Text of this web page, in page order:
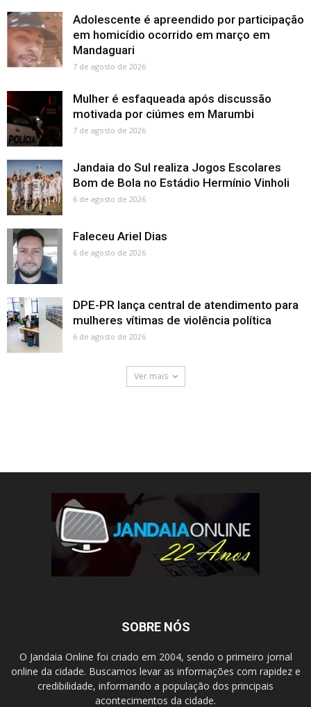
Adolescente é apreendido por participação
em homicídio ocorrido em março em
Mandaguari
7 de agosto de 2026
Mulher é esfaqueada após discussão
motivada por ciúmes em Marumbi
7 de agosto de 2026
Jandaia do Sul realiza Jogos Escolares
Bom de Bola no Estádio Hermínio Vinholi
6 de agosto de 2026
Faleceu Ariel Dias
6 de agosto de 2026
DPE-PR lança central de atendimento para
mulheres vítimas de violência política
6 de agosto de 2026
Ver mais
SOBRE NÓS
O Jandaia Online foi criado em 2004, sendo o primeiro jornal
online da cidade. Buscamos levar as informações com rapidez e
credibilidade, informando a população dos principais
acontecimentos da cidade.